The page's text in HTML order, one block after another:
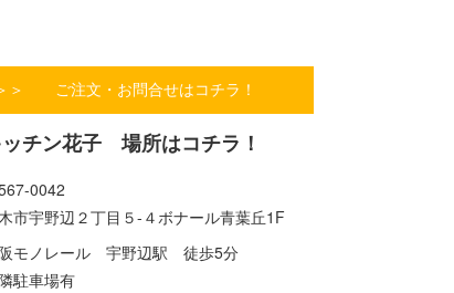
＞ ご注文・お問合せはコチラ！
チン花子 場所はコチラ！
0042
市宇野辺２丁目５-４ボナール青葉丘1F
モノレール 宇野辺駅 徒歩5分
駐車場有